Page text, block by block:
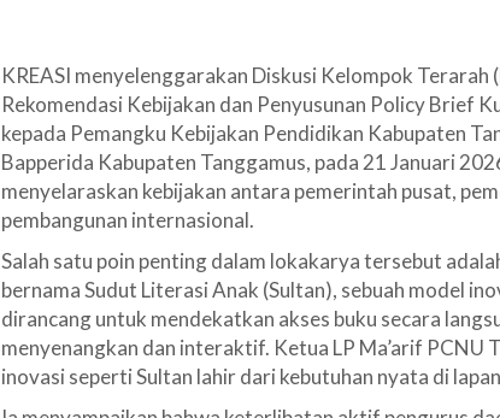
KREASI menyelenggarakan Diskusi Kelompok Terarah
Rekomendasi Kebijakan dan Penyusunan Policy Brief
kepada Pemangku Kebijakan Pendidikan Kabupaten
Bapperida Kabupaten Tanggamus, pada 21 Januari
menyelaraskan kebijakan antara pemerintah pusat,
pembangunan internasional.
Salah satu poin penting dalam lokakarya tersebut
bernama Sudut Literasi Anak (Sultan), sebuah model
dirancang untuk mendekatkan akses buku secara
menyenangkan dan interaktif. Ketua LP Ma’arif PCNU
inovasi seperti Sultan lahir dari kebutuhan nyata di